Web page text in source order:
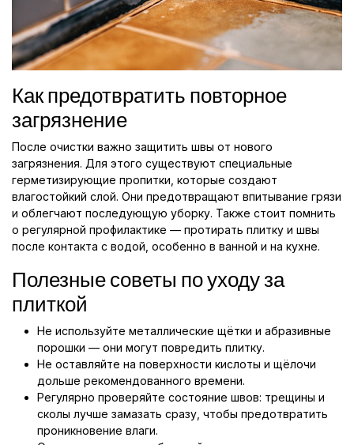
Как предотвратить повторное
загрязнение
После очистки важно защитить швы от нового
загрязнения. Для этого существуют специальные
герметизирующие пропитки, которые создают
влагостойкий слой. Они предотвращают впитывание грязи
и облегчают последующую уборку. Также стоит помнить
о регулярной профилактике — протирать плитку и швы
после контакта с водой, особенно в ванной и на кухне.
Полезные советы по уходу за
плиткой
Не используйте металлические щётки и абразивные
порошки — они могут повредить плитку.
Не оставляйте на поверхности кислоты и щёлочи
дольше рекомендованного времени.
Регулярно проверяйте состояние швов: трещины и
сколы лучше замазать сразу, чтобы предотвратить
проникновение влаги.